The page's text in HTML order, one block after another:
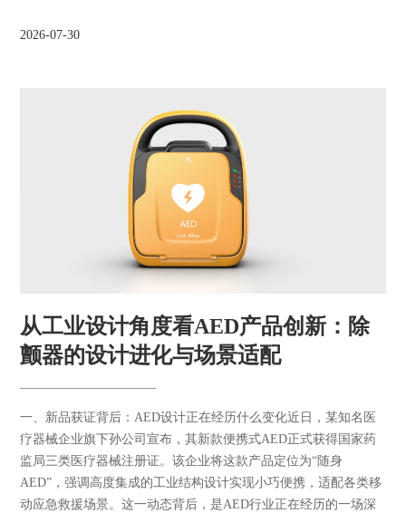
2026-07-30
从工业设计角度看AED产品创新：除
颤器的设计进化与场景适配
一、新品获证背后：AED设计正在经历什么变化近日，某知名医
疗器械企业旗下孙公司宣布，其新款便携式AED正式获得国家药
监局三类医疗器械注册证。该企业将这款产品定位为“随身
AED”，强调高度集成的工业结构设计实现小巧便携，适配各类移
动应急救援场景。这一动态背后，是AED行业正在经历的一场深